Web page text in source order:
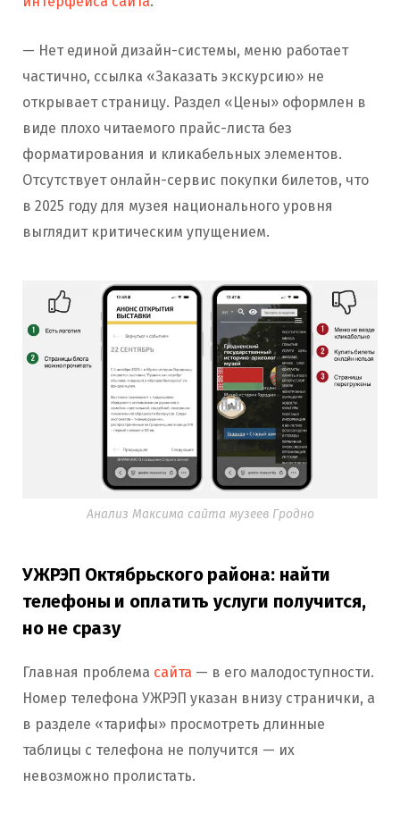
— Нет единой дизайн-системы, меню работает
частично, ссылка «Заказать экскурсию» не
открывает страницу. Раздел «Цены» оформлен в
виде плохо читаемого прайс-листа без
форматирования и кликабельных элементов.
Отсутствует онлайн-сервис покупки билетов, что
в 2025 году для музея национального уровня
выглядит критическим упущением.
Анализ Максима сайта музеев Гродно
УЖРЭП Октябрьского района: найти
телефоны и оплатить услуги получится,
но не сразу
Главная проблема сайта — в его малодоступности.
Номер телефона УЖРЭП указан внизу странички, а
в разделе «тарифы» просмотреть длинные
таблицы с телефона не получится — их
невозможно пролистать.